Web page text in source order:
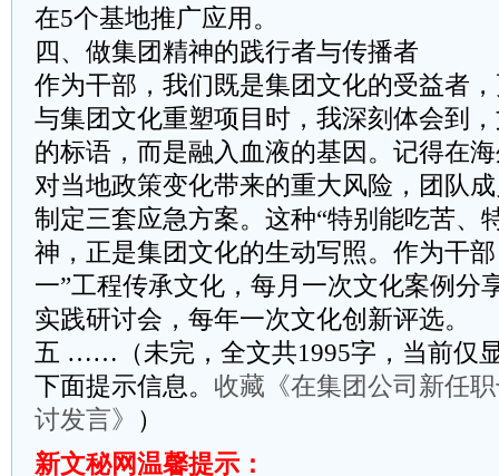
在5个基地推广应用。
四、做集团精神的践行者与传播者
作为干部，我们既是集团文化的受益者
与集团文化重塑项目时，我深刻体会到
的标语，而是融入血液的基因。记得在
对当地政策变化带来的重大风险，团队
制定三套应急方案。这种“特别能吃苦、
神，正是集团文化的生动写照。作为干
一”工程传承文化，每月一次文化案例分
实践研讨会，每年一次文化创新评选。
五 ……（未完，全文共1995字，当前仅
下面提示信息。 收藏《在集团公司新任
讨发言》
）
新文秘网温馨提示：